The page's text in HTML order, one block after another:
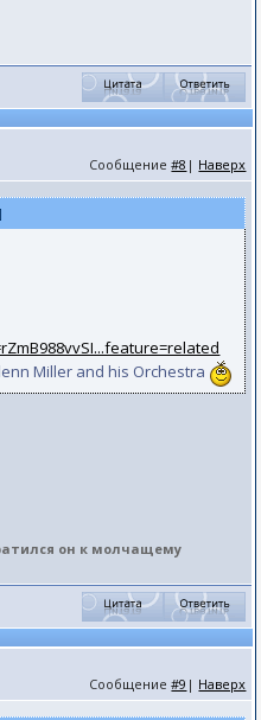
Сообщение#8 | Наверх
Miller and his Orchestra
он к молчащему
Сообщение#9 | Наверх